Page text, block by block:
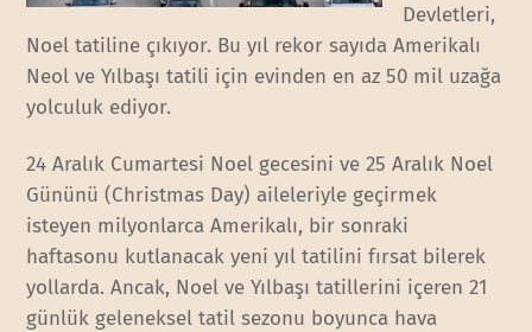
Devletleri,
Noel tatiline çıkıyor. Bu yıl rekor sayıda Amerikalı
Neol ve Yılbaşı tatili için evinden en az 50 mil uzağa
yolculuk ediyor.
24 Aralık Cumartesi Noel gecesini ve 25 Aralık Noel
Gününü (Christmas Day) aileleriyle geçirmek
isteyen milyonlarca Amerikalı, bir sonraki
haftasonu kutlanacak yeni yıl tatilini fırsat bilerek
yollarda. Ancak, Noel ve Yılbaşı tatillerini içeren 21
günlük geleneksel tatil sezonu boyunca hava